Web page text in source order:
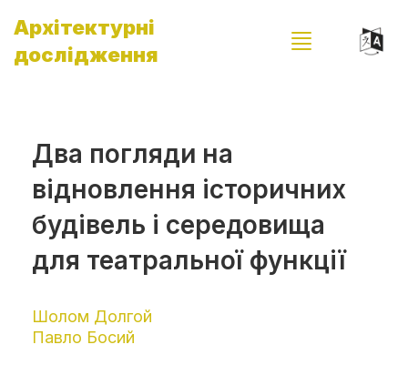
Архітектурні
дослідження
Два погляди на
відновлення історичних
будівель і середовища
для театральної функції
Шолом Долгой
Павло Босий